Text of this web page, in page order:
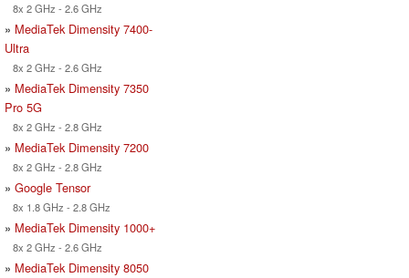
8x 2 GHz - 2.6 GHz
» MediaTek Dimensity 7400-
Ultra
8x 2 GHz - 2.6 GHz
» MediaTek Dimensity 7350
Pro 5G
8x 2 GHz - 2.8 GHz
» MediaTek Dimensity 7200
8x 2 GHz - 2.8 GHz
» Google Tensor
8x 1.8 GHz - 2.8 GHz
» MediaTek Dimensity 1000+
8x 2 GHz - 2.6 GHz
» MediaTek Dimensity 8050